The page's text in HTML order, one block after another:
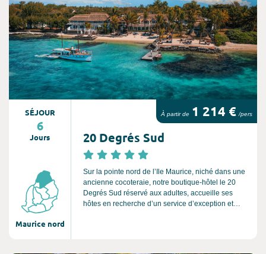
SÉJOUR
6
Jours
Maurice nord
À partir de 1 214 € /pers
20 Degrés Sud
Sur la pointe nord de l’Ile Maurice, niché dans une
ancienne cocoteraie, notre boutique-hôtel le 20
Degrés Sud réservé aux adultes, accueille ses
hôtes en recherche d’un service d’exception et